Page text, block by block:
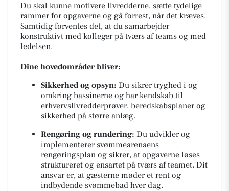
Du skal kunne motivere livredderne, sætte tydelige
rammer for opgaverne og gå forrest, når det kræves.
Samtidig forventes det, at du samarbejder
konstruktivt med kolleger på tværs af teams og med
ledelsen.
Dine hovedområder bliver:
Sikkerhed og opsyn: Du sikrer tryghed i og
omkring bassinerne og har kendskab til
erhvervslivredderprøver, beredskabsplaner og
sikkerhed på større anlæg.
Rengøring og rundering: Du udvikler og
implementerer svømmearenaens
rengøringsplan og sikrer, at opgaverne løses
struktureret og ensartet på tværs af teamet. Dit
ansvar er, at gæsterne møder et rent og
indbydende svømmebad hver dag.